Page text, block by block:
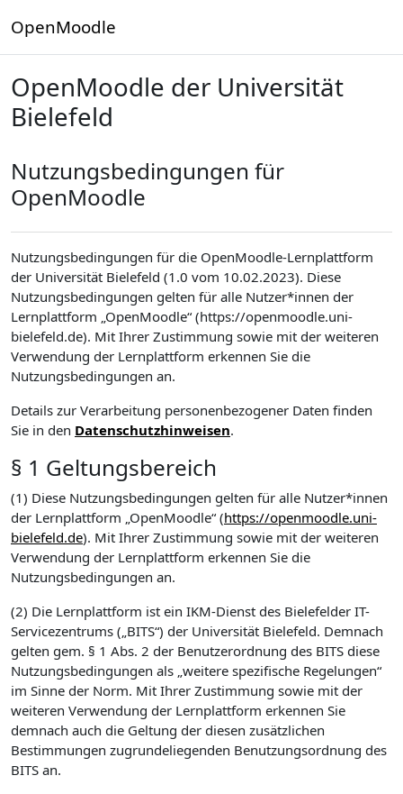
OpenMoodle
OpenMoodle der Universität
Bielefeld
Nutzungsbedingungen für
OpenMoodle
Nutzungsbedingungen für die OpenMoodle-Lernplattform
der Universität Bielefeld (1.0 vom 10.02.2023). Diese
Nutzungsbedingungen gelten für alle Nutzer*innen der
Lernplattform „OpenMoodle“ (https://openmoodle.uni-
bielefeld.de). Mit Ihrer Zustimmung sowie mit der weiteren
Verwendung der Lernplattform erkennen Sie die
Nutzungsbedingungen an.
Details zur Verarbeitung personenbezogener Daten finden
Sie in den Datenschutzhinweisen.
§ 1 Geltungsbereich
(1) Diese Nutzungsbedingungen gelten für alle Nutzer*innen
der Lernplattform „OpenMoodle“ (https://openmoodle.uni-
bielefeld.de). Mit Ihrer Zustimmung sowie mit der weiteren
Verwendung der Lernplattform erkennen Sie die
Nutzungsbedingungen an.
(2) Die Lernplattform ist ein IKM-Dienst des Bielefelder IT-
Servicezentrums („BITS“) der Universität Bielefeld. Demnach
gelten gem. § 1 Abs. 2 der Benutzerordnung des BITS diese
Nutzungsbedingungen als „weitere spezifische Regelungen“
im Sinne der Norm. Mit Ihrer Zustimmung sowie mit der
weiteren Verwendung der Lernplattform erkennen Sie
demnach auch die Geltung der diesen zusätzlichen
Bestimmungen zugrundeliegenden Benutzungsordnung des
BITS an.